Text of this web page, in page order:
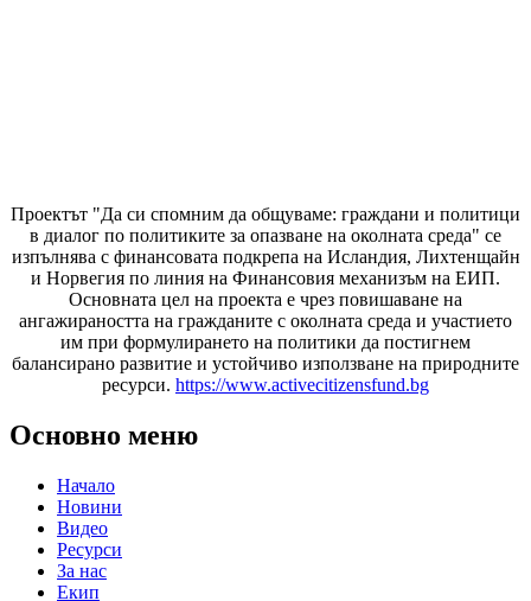
Проектът "Да си спомним да общуваме: граждани и политици
в диалог по политиките за опазване на околната среда" се
изпълнява с финансовата подкрепа на Исландия, Лихтенщайн
и Норвегия по линия на Финансовия механизъм на ЕИП.
Основната цел на проекта е чрез повишаване на
ангажираността на гражданите с околната среда и участието
им при формулирането на политики да постигнем
балансирано развитие и устойчиво използване на природните
ресурси. https://www.activecitizensfund.bg
Основно меню
Начало
Новини
Видео
Ресурси
За нас
Екип